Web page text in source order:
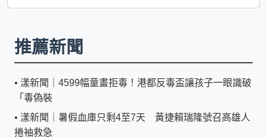
推薦新聞
• 漾新聞｜4599幅童畫拒毒！港都反毒盃讓孩子一眼識破
「毒偽裝
• 漾新聞｜暑假血庫只剩4至7天 黃捷賴瑞隆號召高雄人
捲袖救急